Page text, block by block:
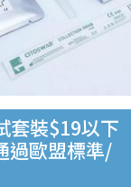
套裝$19以下
過歐盟標準/